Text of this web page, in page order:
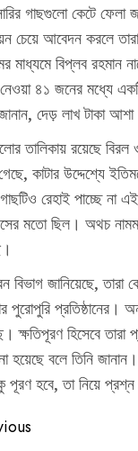
গাছগুলো কেটে ফেলা
চেয়ে আবেদন করলে
মাধ্যমে বিপ্লব
৪১ জনের মধ্যে
দেড় লাখ টাকা আশা
তালিকায় রয়েছে
কাটার উদ্দেশ্যে
রেহাই পাচ্ছে না
মতো ছিল। অথচ
বিভাগ জানিয়েছে, তারা
পুরোপুরি প্রতিষ্ঠানের।
ক্ষতিপূরণ হিসেবে
হয়েছে বলে তিনি
হবে, তা নিয়ে প্রশ্ন